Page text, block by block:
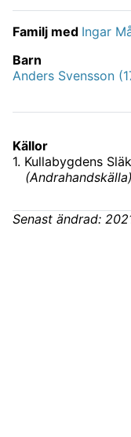
Familj med Ingar
Barn
Anders Svensson
Källor
1. Kullabygdens
(Andrahandskälla)
Senast ändrad: